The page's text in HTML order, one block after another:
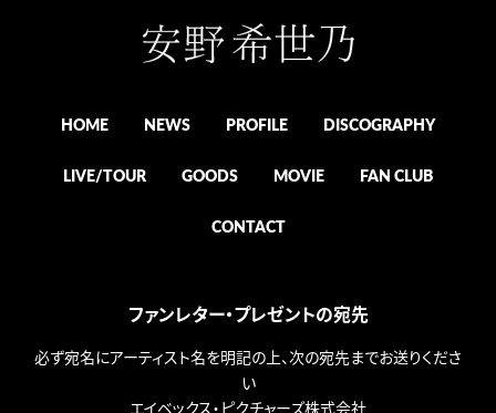
HOME NEWS PROFILE DISCOGRAPHY
LIVE/TOUR GOODS MOVIE FAN CLUB
CONTACT
ファンレター・プレゼントの宛先
必ず宛名にアーティスト名を明記の上、次の宛先までお送りくださ
い
エイベックス・ピクチャーズ株式会社